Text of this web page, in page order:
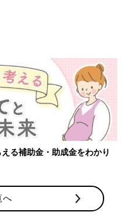
る補助金・助成金をわかり
へ